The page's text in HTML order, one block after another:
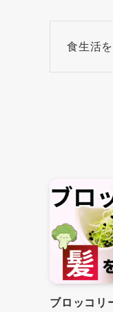
食生活
ブロッコリ